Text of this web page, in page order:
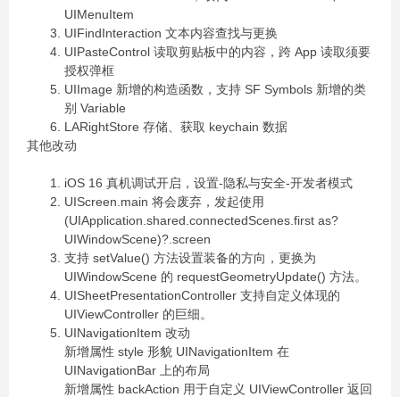
UIMenuItem
UIFindInteraction 文本内容查找与更换
UIPasteControl 读取剪贴板中的内容，跨 App 读取须要
授权弹框
UIImage 新增的构造函数，支持 SF Symbols 新增的类
别 Variable
LARightStore 存储、获取 keychain 数据
其他改动
iOS 16 真机调试开启，设置-隐私与安全-开发者模式
UIScreen.main 将会废弃，发起使用
(UIApplication.shared.connectedScenes.first as?
UIWindowScene)?.screen
支持 setValue() 方法设置装备的方向，更换为
UIWindowScene 的 requestGeometryUpdate() 方法。
UISheetPresentationController 支持自定义体现的
UIViewController 的巨细。
UINavigationItem 改动
新增属性 style 形貌 UINavigationItem 在
UINavigationBar 上的布局
新增属性 backAction 用于自定义 UIViewController 返回